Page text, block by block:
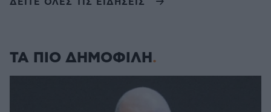
ΤΑ ΠΙΟ ΔΗΜΟΦΙΛΗ